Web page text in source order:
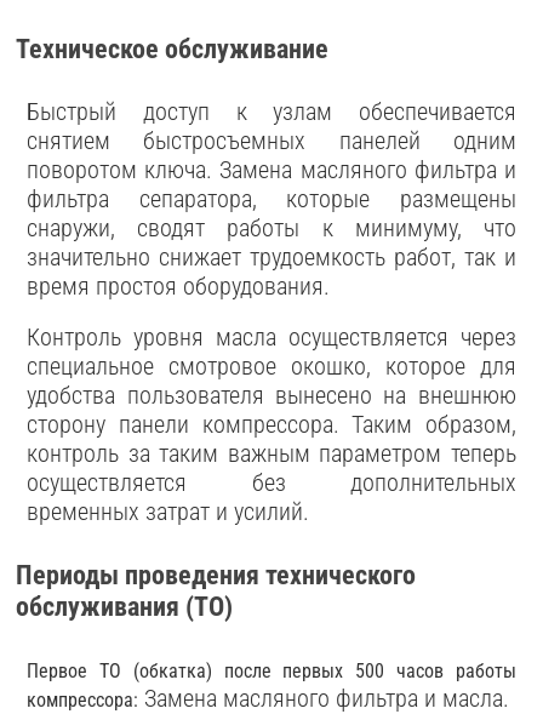
Техническое обслуживание
Быстрый доступ к узлам обеспечивается
снятием быстросъемных панелей одним
поворотом ключа. Замена масляного фильтра и
фильтра сепаратора, которые размещены
снаружи, сводят работы к минимуму, что
значительно снижает трудоемкость работ, так и
время простоя оборудования.
Контроль уровня масла осуществляется через
специальное смотровое окошко, которое для
удобства пользователя вынесено на внешнюю
сторону панели компрессора. Таким образом,
контроль за таким важным параметром теперь
осуществляется без дополнительных
временных затрат и усилий.
Периоды проведения технического
обслуживания (ТО)
Первое ТО (обкатка) после первых 500 часов работы
компрессора: Замена масляного фильтра и масла.